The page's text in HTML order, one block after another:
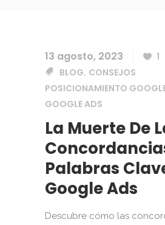
13 agosto, 2023 1
BLOG, CONSEJOS
POSICIONAMIENTO
GOOGLE ADS
La Muerte De
Palabras
Google Ads
Descubre cómo las